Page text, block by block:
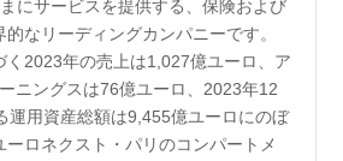
にサービスを提供する、保険および
なリーディングカンパニーです。
く2023年の売上は1,027億ユーロ、ア
ニングスは76億ユーロ、2023年12
運用資産総額は9,455億ユーロにのぼ
ーロネクスト・パリのコンパートメ